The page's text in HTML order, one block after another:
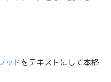
ッドをテキストにして本格